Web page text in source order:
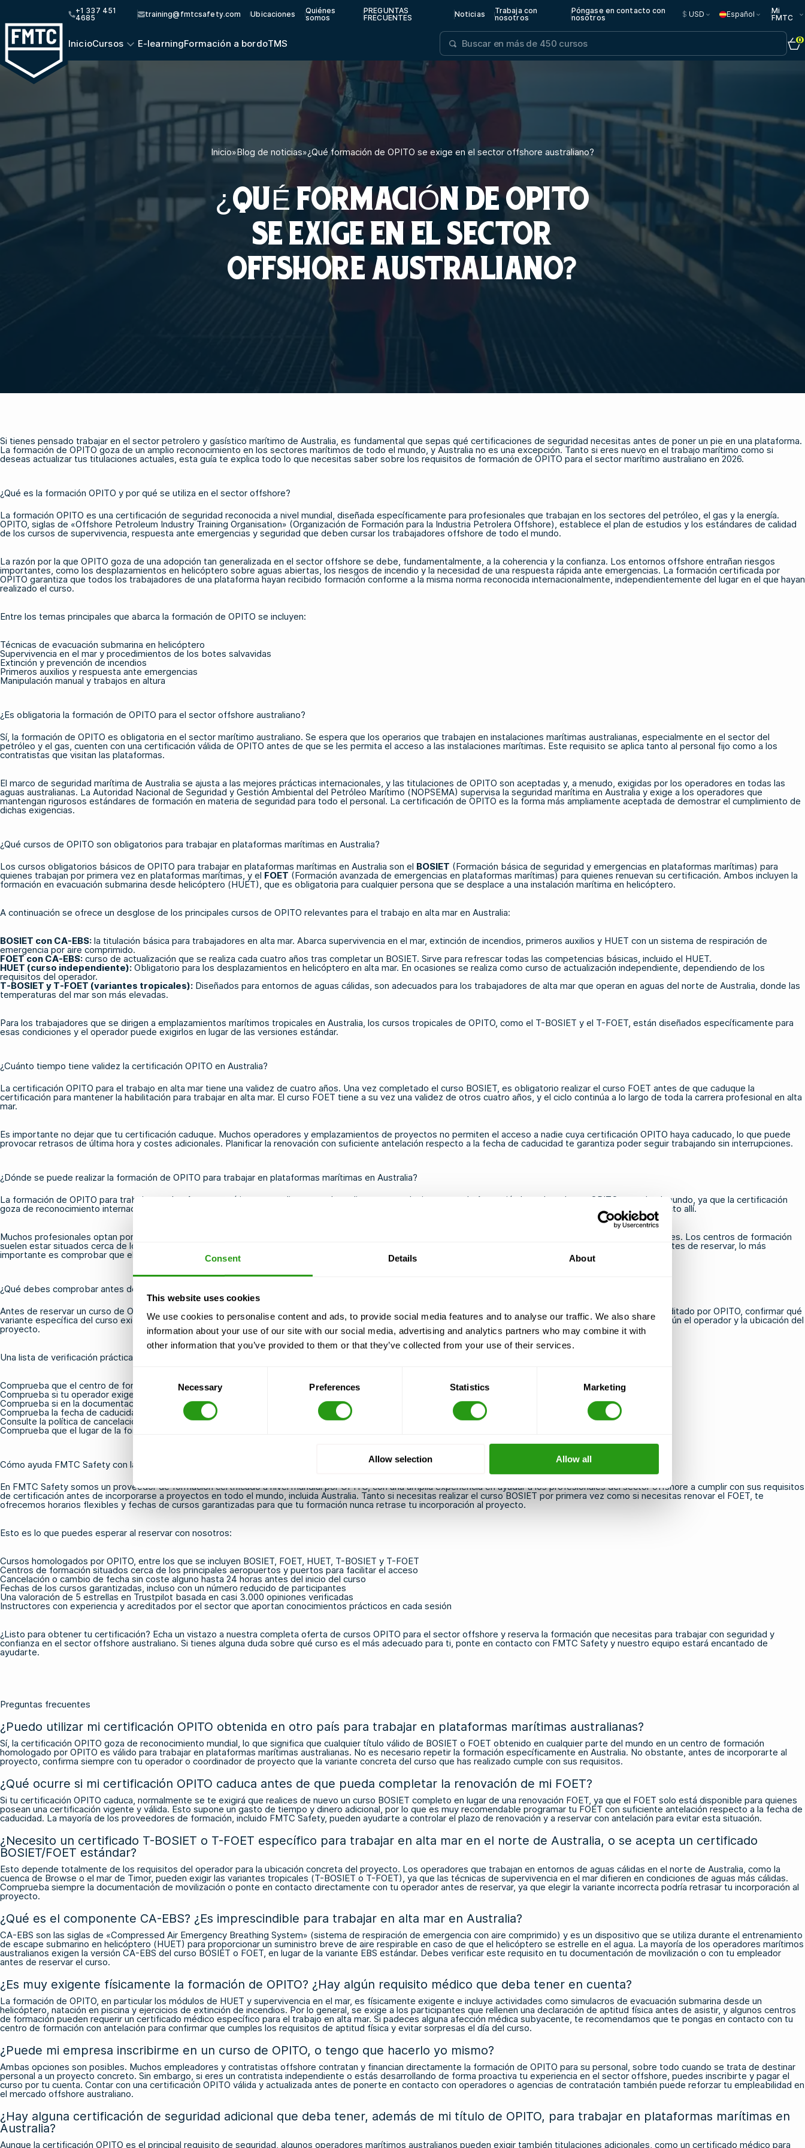
Consent Details About
This website uses cookies
We use cookies to personalise content and ads, to provide social media features and to analyse our traffic. We also share
information about your use of our site with our social media, advertising and analytics partners who may combine it with
other information that you’ve provided to them or that they’ve collected from your use of their services.
Selection
Necessary Preferences Statistics Marketing
Allow selection Allow all
+1 337 451
4685
training@fmtcsafety.com Ubicaciones
Quiénes
somos
PREGUNTAS
FRECUENTES
Noticias
Trabaja con
nosotros
Póngase en contacto con
nosotros
$ USD Español
Mi
FMTC
InicioCursos E-learningFormación a bordoTMS 0
Inicio»Blog de noticias»¿Qué formación de OPITO se exige en el sector offshore australiano?
¿QUÉ FORMACIÓN DE OPITO
SE EXIGE EN EL SECTOR
OFFSHORE AUSTRALIANO?
Si tienes pensado trabajar en el sector petrolero y gasístico marítimo de Australia, es fundamental que sepas qué certificaciones de seguridad necesitas antes de poner un pie en una plataforma.
La formación de OPITO goza de un amplio reconocimiento en los sectores marítimos de todo el mundo, y Australia no es una excepción. Tanto si eres nuevo en el trabajo marítimo como si
deseas actualizar tus titulaciones actuales, esta guía te explica todo lo que necesitas saber sobre los requisitos de formación de OPITO para el sector marítimo australiano en 2026.
¿Qué es la formación OPITO y por qué se utiliza en el sector offshore?
La formación OPITO es una certificación de seguridad reconocida a nivel mundial, diseñada específicamente para profesionales que trabajan en los sectores del petróleo, el gas y la energía.
OPITO, siglas de «Offshore Petroleum Industry Training Organisation» (Organización de Formación para la Industria Petrolera Offshore), establece el plan de estudios y los estándares de calidad
de los cursos de supervivencia, respuesta ante emergencias y seguridad que deben cursar los trabajadores offshore de todo el mundo.
La razón por la que OPITO goza de una adopción tan generalizada en el sector offshore se debe, fundamentalmente, a la coherencia y la confianza. Los entornos offshore entrañan riesgos
importantes, como los desplazamientos en helicóptero sobre aguas abiertas, los riesgos de incendio y la necesidad de una respuesta rápida ante emergencias. La formación certificada por
OPITO garantiza que todos los trabajadores de una plataforma hayan recibido formación conforme a la misma norma reconocida internacionalmente, independientemente del lugar en el que hayan
realizado el curso.
Entre los temas principales que abarca la formación de OPITO se incluyen:
Técnicas de evacuación submarina en helicóptero
Supervivencia en el mar y procedimientos de los botes salvavidas
Extinción y prevención de incendios
Primeros auxilios y respuesta ante emergencias
Manipulación manual y trabajos en altura
¿Es obligatoria la formación de OPITO para el sector offshore australiano?
Sí, la formación de OPITO es obligatoria en el sector marítimo australiano. Se espera que los operarios que trabajen en instalaciones marítimas australianas, especialmente en el sector del
petróleo y el gas, cuenten con una certificación válida de OPITO antes de que se les permita el acceso a las instalaciones marítimas. Este requisito se aplica tanto al personal fijo como a los
contratistas que visitan las plataformas.
El marco de seguridad marítima de Australia se ajusta a las mejores prácticas internacionales, y las titulaciones de OPITO son aceptadas y, a menudo, exigidas por los operadores en todas las
aguas australianas. La Autoridad Nacional de Seguridad y Gestión Ambiental del Petróleo Marítimo (NOPSEMA) supervisa la seguridad marítima en Australia y exige a los operadores que
mantengan rigurosos estándares de formación en materia de seguridad para todo el personal. La certificación de OPITO es la forma más ampliamente aceptada de demostrar el cumplimiento de
dichas exigencias.
¿Qué cursos de OPITO son obligatorios para trabajar en plataformas marítimas en Australia?
Los cursos obligatorios básicos de OPITO para trabajar en plataformas marítimas en Australia son el BOSIET (Formación básica de seguridad y emergencias en plataformas marítimas) para
quienes trabajan por primera vez en plataformas marítimas, y el FOET (Formación avanzada de emergencias en plataformas marítimas) para quienes renuevan su certificación. Ambos incluyen la
formación en evacuación submarina desde helicóptero (HUET), que es obligatoria para cualquier persona que se desplace a una instalación marítima en helicóptero.
A continuación se ofrece un desglose de los principales cursos de OPITO relevantes para el trabajo en alta mar en Australia:
BOSIET con CA-EBS: la titulación básica para trabajadores en alta mar. Abarca supervivencia en el mar, extinción de incendios, primeros auxilios y HUET con un sistema de respiración de
emergencia por aire comprimido.
FOET con CA-EBS: curso de actualización que se realiza cada cuatro años tras completar un BOSIET. Sirve para refrescar todas las competencias básicas, incluido el HUET.
HUET (curso independiente): Obligatorio para los desplazamientos en helicóptero en alta mar. En ocasiones se realiza como curso de actualización independiente, dependiendo de los
requisitos del operador.
T-BOSIET y T-FOET (variantes tropicales): Diseñados para entornos de aguas cálidas, son adecuados para los trabajadores de alta mar que operan en aguas del norte de Australia, donde las
temperaturas del mar son más elevadas.
Para los trabajadores que se dirigen a emplazamientos marítimos tropicales en Australia, los cursos tropicales de OPITO, como el T-BOSIET y el T-FOET, están diseñados específicamente para
esas condiciones y el operador puede exigirlos en lugar de las versiones estándar.
¿Cuánto tiempo tiene validez la certificación OPITO en Australia?
La certificación OPITO para el trabajo en alta mar tiene una validez de cuatro años. Una vez completado el curso BOSIET, es obligatorio realizar el curso FOET antes de que caduque la
certificación para mantener la habilitación para trabajar en alta mar. El curso FOET tiene a su vez una validez de otros cuatro años, y el ciclo continúa a lo largo de toda la carrera profesional en alta
mar.
Es importante no dejar que tu certificación caduque. Muchos operadores y emplazamientos de proyectos no permiten el acceso a nadie cuya certificación OPITO haya caducado, lo que puede
provocar retrasos de última hora y costes adicionales. Planificar la renovación con suficiente antelación respecto a la fecha de caducidad te garantiza poder seguir trabajando sin interrupciones.
¿Dónde se puede realizar la formación de OPITO para trabajar en plataformas marítimas en Australia?
La formación de OPITO para trabajar en plataformas marítimas australianas puede realizarse en cualquier centro de formación homologado por OPITO en todo el mundo, ya que la certificación
goza de reconocimiento internacional. Esto significa que no es necesario que te encuentres en Australia para completar tu formación antes de comenzar un proyecto allí.
Muchos profesionales optan por realizar sus en centros certificados de Europa antes de viajar a Australia por motivos laborales. Los centros de formación
suelen estar situados cerca de los principales aeropuertos y centros industriales, lo que facilita combinar la obtención de la certificación con los planes de viaje. Antes de reservar, lo más
importante es comprobar que el centro elegido cuente con la homologación oficial de OPITO.
¿Qué debes comprobar antes de reservar tu curso OPITO?
Antes de reservar un curso de OPITO para trabajar en plataformas marítimas en Australia, debes asegurarte de que el centro de formación esté oficialmente acreditado por OPITO, confirmar qué
variante específica del curso exige tu operador y comprobar que el curso elegido incluya el componente CA-EBS, si es necesario. Estos detalles pueden variar según el operador y la ubicación del
proyecto.
Una lista de verificación práctica antes de reservar:
Comprueba que el centro de formación cuente con la acreditación oficial de OPITO
Comprueba si tu operador exige la versión estándar o la tropical del curso BOSIET o FOET
Comprueba si en la documentación de movilización se especifica la versión CA-EBS o EBS
Comprueba la fecha de caducidad de tu certificación actual para saber si necesitas un curso BOSIET o FOET
Consulte la política de cancelación y cambio de fecha del proveedor de formación
Comprueba que el lugar de la formación se adapte a tu itinerario de viaje
Cómo ayuda FMTC Safety con la formación de OPITO para el trabajo en alta mar en Australia
En FMTC Safety somos un proveedor de formación certificado a nivel mundial por OPITO, con una amplia experiencia en ayudar a los profesionales del sector offshore a cumplir con sus requisitos
de certificación antes de incorporarse a proyectos en todo el mundo, incluida Australia. Tanto si necesitas realizar el cursoBOSIET por primera vez como si necesitas renovarel FOET, te
ofrecemos horarios flexibles y fechas de cursos garantizadas para que tu formación nunca retrase tu incorporación al proyecto.
Esto es lo que puedes esperar al reservar con nosotros:
Cursos homologados por OPITO, entre los que se incluyen BOSIET, FOET, HUET, T-BOSIET y T-FOET
Centros de formación situados cerca de los principales aeropuertos y puertos para facilitar el acceso
Cancelación o cambio de fecha sin coste alguno hasta 24 horas antes del inicio del curso
Fechas de los cursos garantizadas, incluso con un número reducido de participantes
Una valoración de 5 estrellas en Trustpilot basada en casi 3.000 opiniones verificadas
Instructores con experiencia y acreditados por el sector que aportan conocimientos prácticos en cada sesión
¿Listo para obtener tu certificación? Echa un vistazo a nuestra completa oferta de cursos OPITO para el sector offshore y reserva la formación que necesitas para trabajar con seguridad y
confianza en el sector offshore australiano. Si tienes alguna duda sobre qué curso es el más adecuado para ti, ponte en contacto con FMTC Safety y nuestro equipo estará encantado de
ayudarte.
Preguntas frecuentes
¿Puedo utilizar mi certificación OPITO obtenida en otro país para trabajar en plataformas marítimas australianas?
Sí, la certificación OPITO goza de reconocimiento mundial, lo que significa que cualquier título válido de BOSIET o FOET obtenido en cualquier parte del mundo en un centro de formación
homologado por OPITO es válido para trabajar en plataformas marítimas australianas. No es necesario repetir la formación específicamente en Australia. No obstante, antes de incorporarte al
proyecto, confirma siempre con tu operador o coordinador de proyecto que la variante concreta del curso que has realizado cumple con sus requisitos.
¿Qué ocurre si mi certificación OPITO caduca antes de que pueda completar la renovación de mi FOET?
Si tu certificación OPITO caduca, normalmente se te exigirá que realices de nuevo un curso BOSIET completo en lugar de una renovación FOET, ya que el FOET solo está disponible para quienes
posean una certificación vigente y válida. Esto supone un gasto de tiempo y dinero adicional, por lo que es muy recomendable programar tu FOET con suficiente antelación respecto a la fecha de
caducidad. La mayoría de los proveedores de formación, incluido FMTC Safety, pueden ayudarte a controlar el plazo de renovación y a reservar con antelación para evitar esta situación.
¿Necesito un certificado T-BOSIET o T-FOET específico para trabajar en alta mar en el norte de Australia, o se acepta un certificado
BOSIET/FOET estándar?
Esto depende totalmente de los requisitos del operador para la ubicación concreta del proyecto. Los operadores que trabajan en entornos de aguas cálidas en el norte de Australia, como la
cuenca de Browse o el mar de Timor, pueden exigir las variantes tropicales (T-BOSIET o T-FOET), ya que las técnicas de supervivencia en el mar difieren en condiciones de aguas más cálidas.
Comprueba siempre la documentación de movilización o ponte en contacto directamente con tu operador antes de reservar, ya que elegir la variante incorrecta podría retrasar tu incorporación al
proyecto.
¿Qué es el componente CA-EBS? ¿Es imprescindible para trabajar en alta mar en Australia?
CA-EBS son las siglas de «Compressed Air Emergency Breathing System» (sistema de respiración de emergencia con aire comprimido) y es un dispositivo que se utiliza durante el entrenamiento
de escape submarino en helicóptero (HUET) para proporcionar un suministro breve de aire respirable en caso de que el helicóptero se estrelle en el agua. La mayoría de los operadores marítimos
australianos exigen la versión CA-EBS del curso BOSIET o FOET, en lugar de la variante EBS estándar. Debes verificar este requisito en tu documentación de movilización o con tu empleador
antes de reservar el curso.
¿Es muy exigente físicamente la formación de OPITO? ¿Hay algún requisito médico que deba tener en cuenta?
La formación de OPITO, en particular los módulos de HUET y supervivencia en el mar, es físicamente exigente e incluye actividades como simulacros de evacuación submarina desde un
helicóptero, natación en piscina y ejercicios de extinción de incendios. Por lo general, se exige a los participantes que rellenen una declaración de aptitud física antes de asistir, y algunos centros
de formación pueden requerir un certificado médico específico para el trabajo en alta mar. Si padeces alguna afección médica subyacente, te recomendamos que te pongas en contacto con tu
centro de formación con antelación para confirmar que cumples los requisitos de aptitud física y evitar sorpresas el día del curso.
¿Puede mi empresa inscribirme en un curso de OPITO, o tengo que hacerlo yo mismo?
Ambas opciones son posibles. Muchos empleadores y contratistas offshore contratan y financian directamente la formación de OPITO para su personal, sobre todo cuando se trata de destinar
personal a un proyecto concreto. Sin embargo, si eres un contratista independiente o estás desarrollando de forma proactiva tu experiencia en el sector offshore, puedes inscribirte y pagar el
curso por tu cuenta. Contar con una certificación OPITO válida y actualizada antes de ponerte en contacto con operadores o agencias de contratación también puede reforzar tu empleabilidad en
el mercado offshore australiano.
¿Hay alguna certificación de seguridad adicional que deba tener, además de mi título de OPITO, para trabajar en plataformas marítimas en
Australia?
Aunque la certificación OPITO es el principal requisito de seguridad, algunos operadores marítimos australianos pueden exigir también titulaciones adicionales, como un certificado médico para